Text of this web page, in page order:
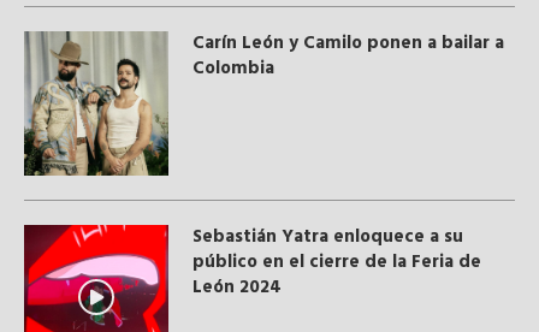
Carín León y Camilo ponen a bailar a
Colombia
Sebastián Yatra enloquece a su
público en el cierre de la Feria de
León 2024